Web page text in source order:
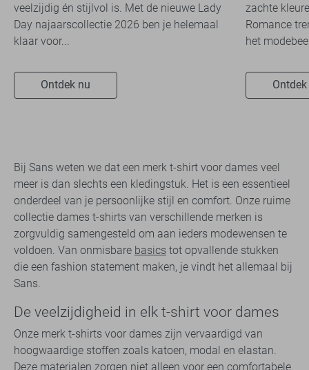
veelzijdig én stijlvol is. Met de nieuwe Lady
Day najaarscollectie 2026 ben je helemaal
klaar voor...
Ontdek nu
zachte
Romance
het
Bij Sans weten we dat een merk t-shirt voor dames veel
meer is dan slechts een kledingstuk. Het is een essentieel
onderdeel van je persoonlijke stijl en comfort. Onze ruime
collectie dames t-shirts van verschillende merken is
zorgvuldig samengesteld om aan ieders modewensen te
voldoen. Van onmisbare basics tot opvallende stukken
die een fashion statement maken, je vindt het allemaal bij
Sans.
De veelzijdigheid in elk t-shirt voor dames
Onze merk t-shirts voor dames zijn vervaardigd van
hoogwaardige stoffen zoals katoen, modal en elastan.
Deze materialen zorgen niet alleen voor een comfortabele